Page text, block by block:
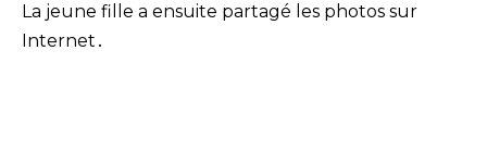
La jeune fille a ensuite partagé les photos sur
Internet․